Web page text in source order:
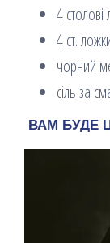
4 столові
4 ст.
чорний
сіль за